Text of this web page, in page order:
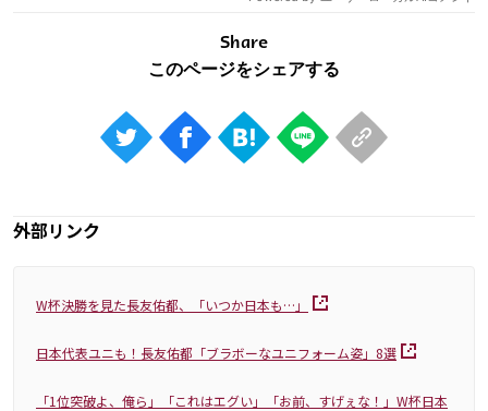
Share
外部リンク
W杯決勝を見た長友佑都、「いつか日本も…」
日本代表ユニも！長友佑都「ブラボーなユニフォーム姿」8選
「1位突破よ、俺ら」「これはエグい」「お前、すげぇな！」W杯日本